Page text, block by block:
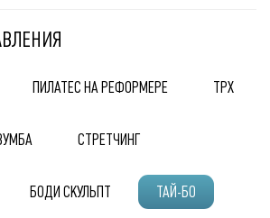
ПИЛАТЕС НА РЕФОРМЕРЕ ТРХ
СТРЕТЧИНГ
БОДИ СКУЛЬПТ ТАЙ-БО